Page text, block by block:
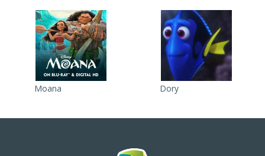
Moana Dory